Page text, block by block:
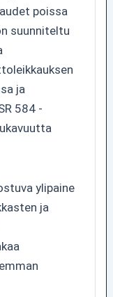
poissa
suunniteltu
ja
584 -
ylipaine
ja